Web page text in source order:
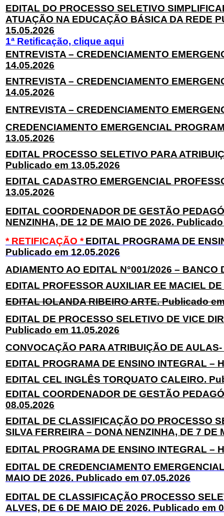
EDITAL DO PROCESSO SELETIVO
ATUAÇÃO NA EDUCAÇÃO BÁSICA DA REDE
15.05.2026
1ª Retificação, clique aqui
ENTREVISTA – CREDENCIAMENTO
14.05.2026
ENTREVISTA – CREDENCIAMENTO
14.05.2026
ENTREVISTA – CREDENCIAMENTO
CREDENCIAMENTO EMERGENCIAL
13.05.2026
EDITAL PROCESSO SELETIVO PARA
Publicado em 13.05.2026
EDITAL CADASTRO EMERGENCIAL
13.05.2026
EDITAL COORDENADOR DE GESTÃO
NENZINHA, DE 12 DE MAIO DE 2026.
* RETIFICAÇÃO * EDITAL PROGRAMA DE
Publicado em 12.05.2026
ADIAMENTO AO EDITAL N°001/2026 –
EDITAL PROFESSOR AUXILIAR EE MACIEL
EDITAL IOLANDA RIBEIRO ARTE. Publicado
EDITAL DE PROCESSO SELETIVO DE VICE
Publicado em 11.05.2026
CONVOCAÇÃO PARA ATRIBUIÇÃO DE
EDITAL PROGRAMA DE ENSINO INTEGRAL –
EDITAL CEL INGLÊS TORQUATO CALEIRO.
EDITAL COORDENADOR DE GESTÃO
08.05.2026
EDITAL DE CLASSIFICAÇÃO DO PROCESSO
SILVA FERREIRA – DONA NENZINHA, DE 7
EDITAL PROGRAMA DE ENSINO INTEGRAL –
EDITAL DE CREDENCIAMENTO
MAIO DE 2026. Publicado em 07.05.2026
EDITAL DE CLASSIFICAÇÃO PROCESSO
ALVES, DE 6 DE MAIO DE 2026. Publicado em